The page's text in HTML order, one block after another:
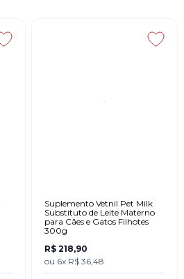
Suplemento Vetnil Pet Milk
Substituto de Leite Materno
para Cães e Gatos Filhotes
300g
R$ 218,90
ou 6x R$ 36,48